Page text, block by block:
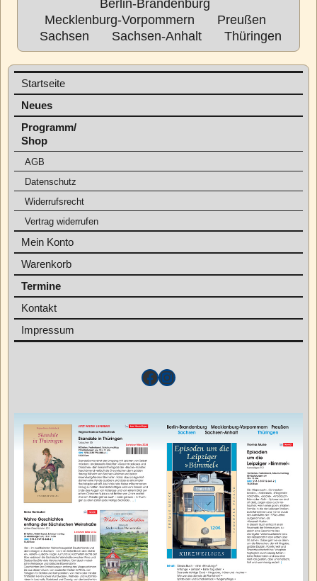
Berlin-Brandenburg
Mecklenburg-Vorpommern
Preußen
Sachsen
Sachsen-Anhalt Thüringen
Startseite
Neues
Programm/
Shop
AGB
Datenschutz
Widerrufsrecht
Vertrag widerrufen
Mein Konto
Warenkorb
Termine
Kontakt
Impressum